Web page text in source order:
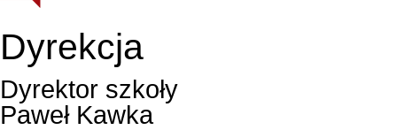
Dyrekcja
Dyrektor szkoły
Paweł Kawka